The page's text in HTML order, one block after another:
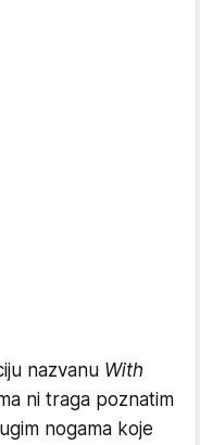
nazvanu With
ni traga poznatim
nogama koje